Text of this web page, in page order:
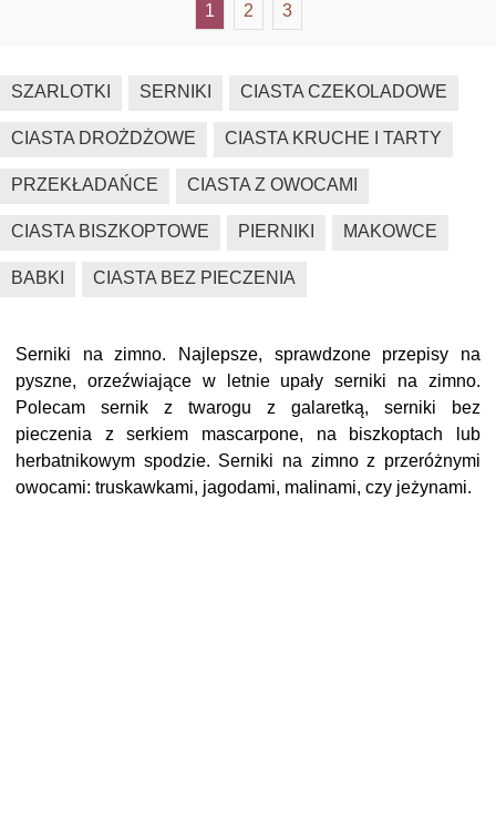
1 2 3
SZARLOTKI SERNIKI CIASTA CZEKOLADOWE
CIASTA DROŻDŻOWE CIASTA KRUCHE I TARTY
PRZEKŁADAŃCE CIASTA Z OWOCAMI
CIASTA BISZKOPTOWE PIERNIKI MAKOWCE
BABKI CIASTA BEZ PIECZENIA
Serniki na zimno. Najlepsze, sprawdzone przepisy na
pyszne, orzeźwiające w letnie upały serniki na zimno.
Polecam sernik z twarogu z galaretką, serniki bez
pieczenia z serkiem mascarpone, na biszkoptach lub
herbatnikowym spodzie. Serniki na zimno z przeróżnymi
owocami: truskawkami, jagodami, malinami, czy jeżynami.